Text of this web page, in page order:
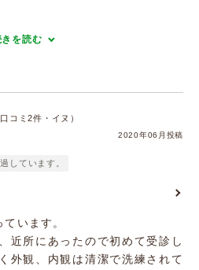
きを読む
コミ2件・イヌ）
2020年06月投稿
しています。
います。
近所にあったので初めて受診し
外観、内観は清潔で洗練されて